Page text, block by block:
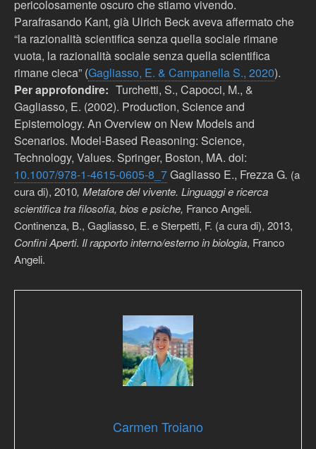
pericolosamente oscuro che stiamo vivendo.
Parafrasando Kant, già Ulrich Beck aveva affermato che
“la razionalità scientifica senza quella sociale rimane
vuota, la razionalità sociale senza quella scientifica
rimane cieca” (Gagliasso, E. & Campanella S., 2020).
Per approfondire: Turchetti, S., Capocci, M., &
Gagliasso, E. (2002). Production, Science and
Epistemology. An Overview on New Models and
Scenarios. Model-Based Reasoning: Science,
Technology, Values. Springer, Boston, MA. doi:
10.1007/978-1-4615-0605-8_7Gagliasso E., Frezza G. (a
cura di), 2010, Metafore del vivente. Linguaggi e ricerca
scientifica tra filosofia, bios e psiche, Franco Angeli.
Continenza, B., Gagliasso, E. e Sterpetti, F. (a cura di), 2013,
Confini Aperti. Il rapporto interno/esterno in biologia, Franco
Angeli.
Carmen Troiano